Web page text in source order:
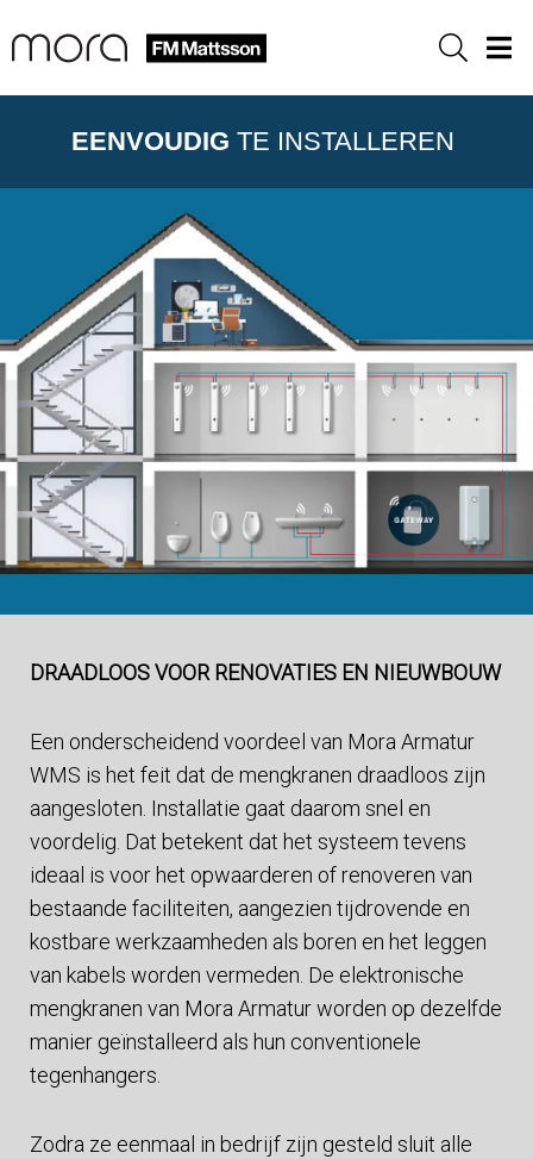
Sök
EENVOUDIG TE INSTALLEREN
DRAADLOOS VOOR RENOVATIES EN NIEUWBOUW
Een onderscheidend voordeel van Mora Armatur
WMS is het feit dat de mengkranen draadloos zijn
aangesloten. Installatie gaat daarom snel en
voordelig. Dat betekent dat het systeem tevens
ideaal is voor het opwaarderen of renoveren van
bestaande faciliteiten, aangezien tijdrovende en
kostbare werkzaamheden als boren en het leggen
van kabels worden vermeden. De elektronische
mengkranen van Mora Armatur worden op dezelfde
manier geïnstalleerd als hun conventionele
tegenhangers.
Zodra ze eenmaal in bedrijf zijn gesteld sluit alle